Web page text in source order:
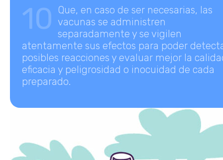
10
Que, en caso de ser necesarias, las
vacunas se administren
separadamente y se vigilen
atentamente sus efectos para poder
posibles reacciones y evaluar mejor la
eficacia y peligrosidad o inocuidad de cada
preparado.